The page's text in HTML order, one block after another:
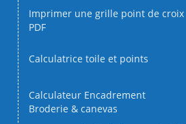
Imprimer une grille point de croix
PDF
Calculatrice toile et points
Calculateur Encadrement
Broderie & canevas